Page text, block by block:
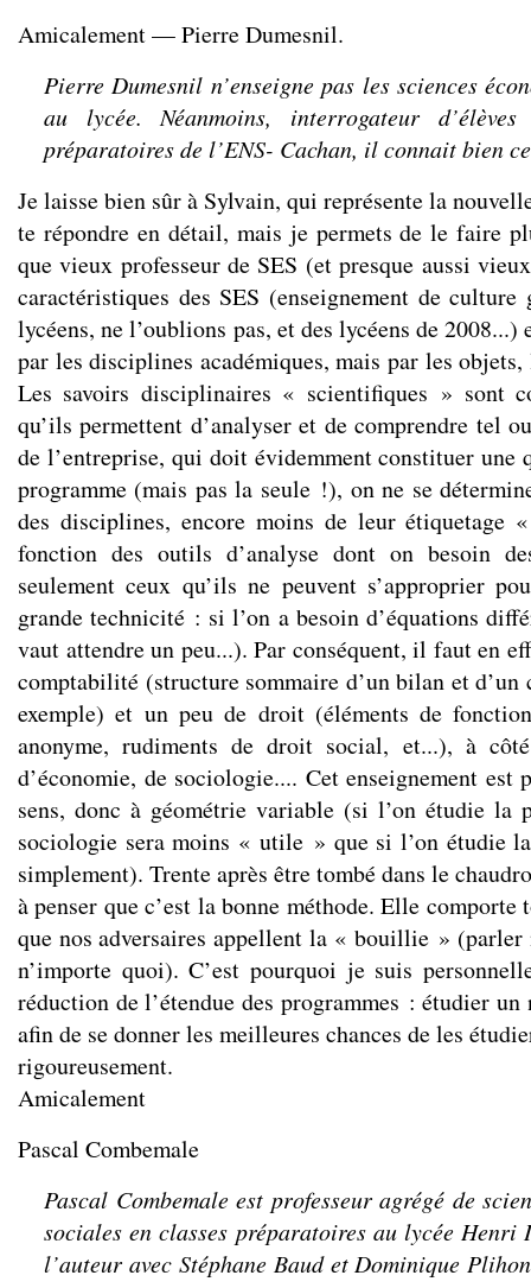
Amicalement — Pierre Dumesnil.
Pierre Dumesnil n’enseigne pas les sciences
au lycée. Néanmoins, interrogateur
préparatoires de l’ENS- Cachan, il connait bien
Je laisse bien sûr à Sylvain, qui représente la
te répondre en détail, mais je permets de le faire
que vieux professeur de SES (et presque aussi
caractéristiques des SES (enseignement de culture
lycéens, ne l’oublions pas, et des lycéens de 2008...)
par les disciplines académiques, mais par les
Les savoirs disciplinaires « scientifiques » sont
qu’ils permettent d’analyser et de comprendre tel
de l’entreprise, qui doit évidemment constituer une
programme (mais pas la seule !), on ne se
des disciplines, encore moins de leur étiquetage
fonction des outils d’analyse dont on besoin
seulement ceux qu’ils ne peuvent s’approprier
grande technicité : si l’on a besoin d’équations
vaut attendre un peu...). Par conséquent, il faut en
comptabilité (structure sommaire d’un bilan et d’un
exemple) et un peu de droit (éléments de
anonyme, rudiments de droit social, et...), à
d’économie, de sociologie.... Cet enseignement
sens, donc à géométrie variable (si l’on étudie la
sociologie sera moins « utile » que si l’on étudie
simplement). Trente après être tombé dans le
à penser que c’est la bonne méthode. Elle
que nos adversaires appellent la « bouillie » (parler
n’importe quoi). C’est pourquoi je suis
réduction de l’étendue des programmes : étudier
afin de se donner les meilleures chances de les
rigoureusement.
Amicalement
Pascal Combemale
Pascal Combemale est professeur agrégé de
sociales en classes préparatoires au lycée Henri
l’auteur avec Stéphane Baud et Dominique